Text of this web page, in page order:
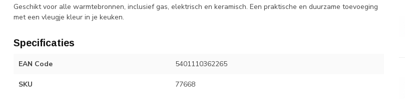
Geschikt voor alle warmtebronnen, inclusief gas, elektrisch en keramisch. Een praktische en duurzame toevoeging
met een vleugje kleur in je keuken.
Specificaties
EAN Code 5401110362265
SKU 77668